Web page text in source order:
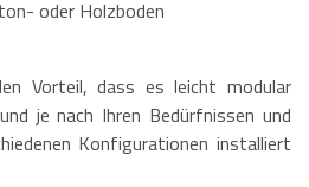
oder Holzboden
Vorteil, dass es leicht modular
je nach Ihren Bedürfnissen und
Konfigurationen installiert